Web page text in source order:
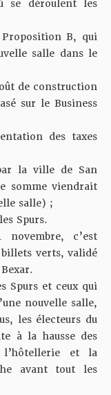
se déroulent les
B, qui
salle dans le
de construction
sur le Business
des taxes
la ville de San
somme viendrait
salle) ;
Spurs.
c’est
billets verts, validé
Spurs et ceux qui
nouvelle salle,
les électeurs du
à la hausse des
l’hôtellerie et la
avant tout les